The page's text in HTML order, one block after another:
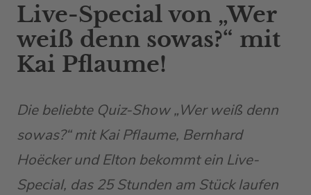
Live-Special von „Wer
weiß denn sowas?“ mit
Kai Pflaume!
Die beliebte Quiz-Show „Wer weiß denn
sowas?“ mit Kai Pflaume, Bernhard
Hoëcker und Elton bekommt ein Live-
Special, das 25 Stunden am Stück laufen